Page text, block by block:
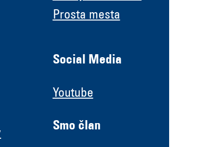
Prosta mesta
Social Media
Youtube
Smo član